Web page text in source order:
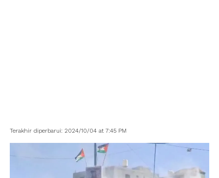
Terakhir diperbarui: 2024/10/04 at 7:45 PM